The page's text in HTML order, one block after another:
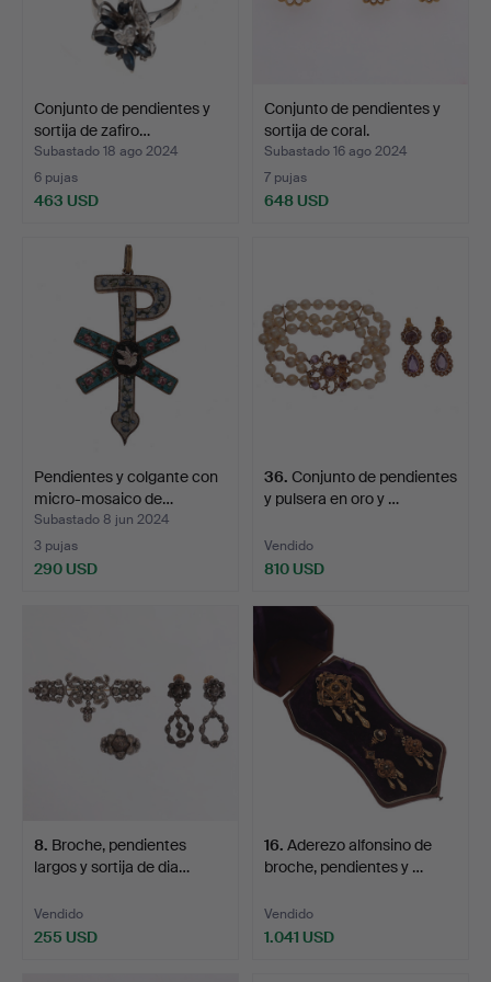
Conjunto de pendientes y
sortija de zafiro…
Subastado 18 ago 2024
6 pujas
463 USD
Conjunto de pendientes y
sortija de coral.
Subastado 16 ago 2024
7 pujas
648 USD
Pendientes y colgante con
micro-mosaico de…
Subastado 8 jun 2024
3 pujas
290 USD
36. Conjunto de pendientes
y pulsera en oro y …
Vendido
810 USD
8. Broche, pendientes
largos y sortija de dia…
Vendido
255 USD
16. Aderezo alfonsino de
broche, pendientes y …
Vendido
1.041 USD